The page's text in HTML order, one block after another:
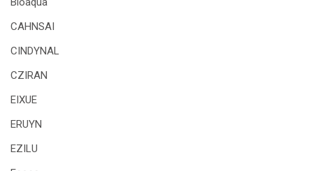
CAHNSAI
CINDYNAL
CZIRAN
EIXUE
ERUYN
EZILU